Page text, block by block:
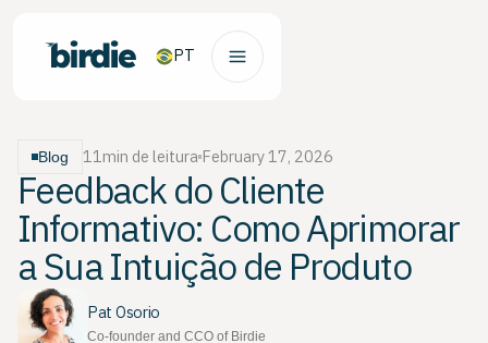
PT
Blog 11min de leitura February 17, 2026
Feedback do Cliente
Informativo: Como Aprimorar
a Sua Intuição de Produto
Pat Osorio
Co-founder and CCO of Birdie